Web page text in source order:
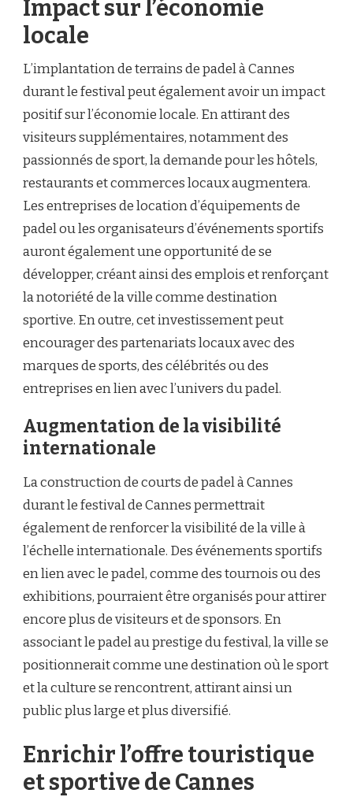
Impact sur l’économie
locale
L’implantation de terrains de padel à Cannes
durant le festival peut également avoir un impact
positif sur l’économie locale. En attirant des
visiteurs supplémentaires, notamment des
passionnés de sport, la demande pour les hôtels,
restaurants et commerces locaux augmentera.
Les entreprises de location d’équipements de
padel ou les organisateurs d’événements sportifs
auront également une opportunité de se
développer, créant ainsi des emplois et renforçant
la notoriété de la ville comme destination
sportive. En outre, cet investissement peut
encourager des partenariats locaux avec des
marques de sports, des célébrités ou des
entreprises en lien avec l’univers du padel.
Augmentation de la visibilité
internationale
La construction de courts de padel à Cannes
durant le festival de Cannes permettrait
également de renforcer la visibilité de la ville à
l’échelle internationale. Des événements sportifs
en lien avec le padel, comme des tournois ou des
exhibitions, pourraient être organisés pour attirer
encore plus de visiteurs et de sponsors. En
associant le padel au prestige du festival, la ville se
positionnerait comme une destination où le sport
et la culture se rencontrent, attirant ainsi un
public plus large et plus diversifié.
Enrichir l’offre touristique
et sportive de Cannes